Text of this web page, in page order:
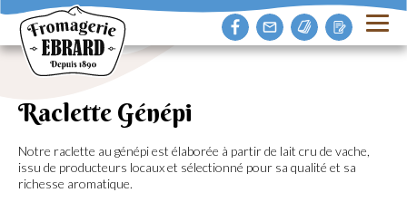
Raclette Génépi
Notre raclette au génépi est élaborée à partir de lait cru de vache,
issu de producteurs locaux et sélectionné pour sa qualité et sa
richesse aromatique.